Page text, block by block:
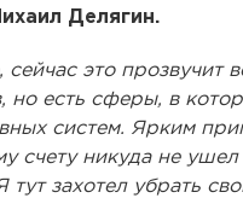
Делягин.
это прозвучит
но есть сферы, в
систем. Ярким
счету никуда не ушел
тут захотел убрать